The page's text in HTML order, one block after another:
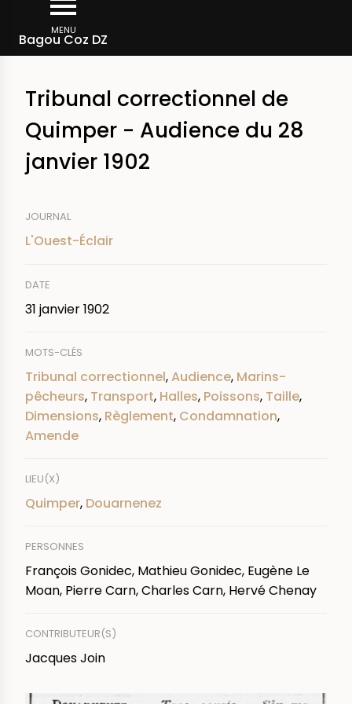
contenu
MENU
Bagou Coz DZ
d'Ariane
Rechercher dans la presse
Tribunal correctionnel de
Quimper - Audience du 28
janvier 1902
JOURNAL
L'Ouest-Éclair
DATE
31 janvier 1902
MOTS-CLÉS
Tribunal correctionnel,Audience, Marins-
pêcheurs, Transport, Halles, Poissons, Taille,
Dimensions, Règlement, Condamnation,
Amende
LIEU(X)
Quimper, Douarnenez
PERSONNES
François Gonidec, Mathieu Gonidec, Eugène Le
Moan, Pierre Carn, Charles Carn, Hervé Chenay
CONTRIBUTEUR(S)
Jacques Join
IMAGE